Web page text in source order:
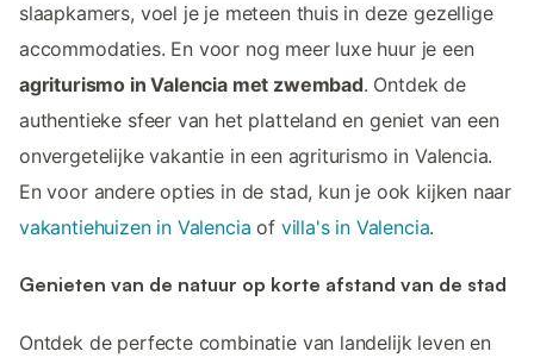
slaapkamers, voel je je meteen thuis in deze gezellige
accommodaties. En voor nog meer luxe huur je een
agriturismo in Valencia met zwembad. Ontdek de
authentieke sfeer van het platteland en geniet van een
onvergetelijke vakantie in een agriturismo in Valencia.
En voor andere opties in de stad, kun je ook kijken naar
vakantiehuizen in Valencia of villa's in Valencia.
Genieten van de natuur op korte afstand van de stad
Ontdek de perfecte combinatie van landelijk leven en